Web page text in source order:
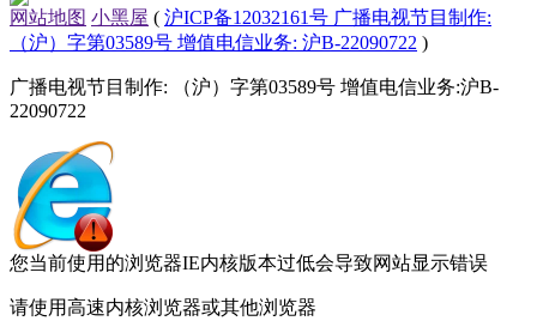
网站地图 小黑屋 ( 沪ICP备12032161号 广播电视节目制作:
（沪）字第03589号 增值电信业务: 沪B-22090722 )
广播电视节目制作: （沪）字第03589号 增值电信业务:沪B-
22090722
您当前使用的浏览器IE内核版本过低会导致网站显示错误
请使用高速内核浏览器或其他浏览器